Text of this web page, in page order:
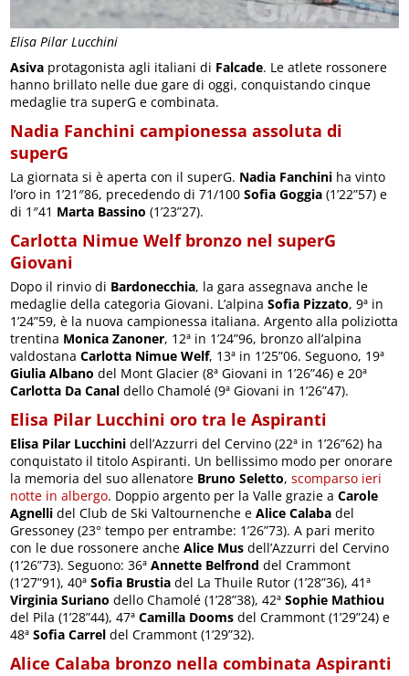
Elisa Pilar Lucchini
Asiva protagonista agli italiani di Falcade. Le atlete rossonere
hanno brillato nelle due gare di oggi, conquistando cinque
medaglie tra superG e combinata.
Nadia Fanchini campionessa assoluta di
superG
La giornata si è aperta con il superG. Nadia Fanchini ha vinto
l’oro in 1’21″86, precedendo di 71/100Sofia Goggia (1’22”57) e
di 1″41 Marta Bassino (1’23”27).
Carlotta Nimue Welf bronzo nel superG
Giovani
Dopo il rinvio di Bardonecchia, la gara assegnava anche le
medaglie della categoria Giovani. L’alpinaSofia Pizzato, 9ª in
1’24”59, è la nuova campionessa italiana. Argento alla poliziotta
trentina Monica Zanoner, 12ª in 1’24”96, bronzo all’alpina
valdostanaCarlotta Nimue Welf, 13ª in 1’25”06. Seguono, 19ª
Giulia Albano del Mont Glacier (8ª Giovani in 1’26”46) e 20ª
Carlotta Da Canal dello Chamolé (9ª Giovani in 1’26”47).
Elisa Pilar Lucchini oro tra le Aspiranti
Elisa Pilar Lucchini dell’Azzurri del Cervino (22ª in 1’26”62) ha
conquistato il titolo Aspiranti. Un bellissimo modo per onorare
la memoria del suo allenatore Bruno Seletto,scomparso ieri
notte in albergo. Doppio argento per la Valle grazie aCarole
Agnelli del Club de Ski Valtournenche eAlice Calaba del
Gressoney (23° tempo per entrambe: 1’26”73). A pari merito
con le due rossonere ancheAlice Mus dell’Azzurri del Cervino
(1’26”73). Seguono: 36ªAnnette Belfrond del Crammont
(1’27”91), 40ªSofia Brustia del La Thuile Rutor (1’28”36), 41ª
Virginia Suriano dello Chamolé (1’28”38), 42ªSophie Mathiou
del Pila (1’28”44), 47ªCamilla Dooms del Crammont (1’29”24) e
48ªSofia Carrel del Crammont (1’29”32).
Alice Calaba bronzo nella combinata Aspiranti